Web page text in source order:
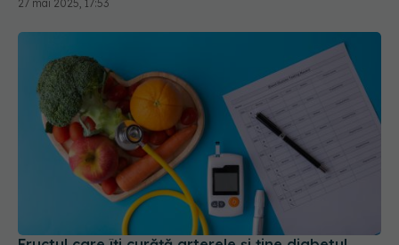
Fructul care îți curăță arterele și ține diabetul
06 iul 2025, 11:00